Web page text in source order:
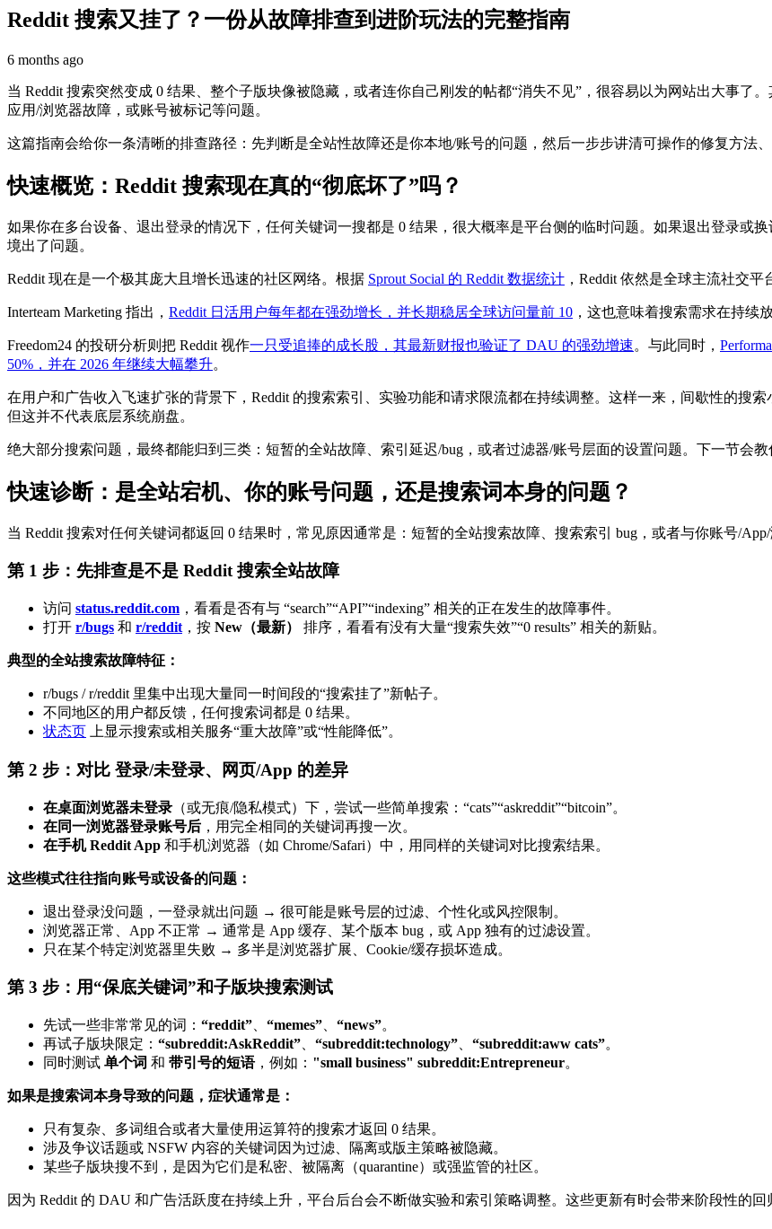
Reddit 搜索又挂了？一份从故障排查到进阶玩法的完整指南
6 months ago
当 Reddit 搜索突然变成 0 结果、整个子版块像被隐藏，或者连你自己刚发的帖都“消失不见”，很容易以为网站出大事了
应用/浏览器故障，或账号被标记等问题。
这篇指南会给你一条清晰的排查路径：先判断是全站性故障还是你本地/账号的问题，然后一步步讲清可操作的修复方法
快速概览：Reddit 搜索现在真的“彻底坏了”吗？
如果你在多台设备、退出登录的情况下，任何关键词一搜都是 0 结果，很大概率是平台侧的临时问题。如果退出登录或
境出了问题。
Reddit 现在是一个极其庞大且增长迅速的社区网络。根据 Sprout Social 的 Reddit 数据统计 ，Reddit 依然是全球主流社交平
Interteam Marketing 指出， Reddit 日活用户每年都在强劲增长，并长期稳居全球访问量前 10 ，这也意味着搜索需求在持续放
Freedom24 的投研分析则把 Reddit 视作一只受追捧的成长股，其最新财报也验证了 DAU 的强劲增速。与此同时，
50%，并在 2026 年继续大幅攀升。
在用户和广告收入飞速扩张的背景下，Reddit 的搜索索引、实验功能和请求限流都在持续调整。这样一来，间歇性的搜
但这并不代表底层系统崩盘。
绝大部分搜索问题，最终都能归到三类：短暂的全站故障、索引延迟/bug，或者过滤器/账号层面的设置问题。下一节会
快速诊断：是全站宕机、你的账号问题，还是搜索词本身的问题？
当 Reddit 搜索对任何关键词都返回 0 结果时，常见原因通常是：短暂的全站搜索故障、搜索索引 bug，或者与你账号/
第 1 步：先排查是不是 Reddit 搜索全站故障
访问 status.reddit.com ，看看是否有与 “search”“API”“indexing” 相关的正在发生的故障事件。
打开 r/bugs 和 r/reddit ，按 New（最新） 排序，看看有没有大量“搜索失效”“0 results” 相关的新贴。
典型的全站搜索故障特征：
r/bugs / r/reddit 里集中出现大量同一时间段的“搜索挂了”新帖子。
不同地区的用户都反馈，任何搜索词都是 0 结果。
状态页 上显示搜索或相关服务“重大故障”或“性能降低”。
第 2 步：对比 登录/未登录、网页/App 的差异
在桌面浏览器未登录 （或无痕/隐私模式）下，尝试一些简单搜索：“cats”“askreddit”“bitcoin”。
在同一浏览器登录账号后 ，用完全相同的关键词再搜一次。
在手机 Reddit App 和手机浏览器（如 Chrome/Safari）中，用同样的关键词对比搜索结果。
这些模式往往指向账号或设备的问题：
退出登录没问题，一登录就出问题 → 很可能是账号层的过滤、个性化或风控限制。
浏览器正常、App 不正常 → 通常是 App 缓存、某个版本 bug，或 App 独有的过滤设置。
只在某个特定浏览器里失败 → 多半是浏览器扩展、Cookie/缓存损坏造成。
第 3 步：用“保底关键词”和子版块搜索测试
先试一些非常常见的词： “reddit” “memes” “news”。
再试子版块限定： “subreddit:AskReddit” “subreddit:technology” “subreddit:aww cats”。
同时测试 单个词 和 带引号的短语，例如： "small business" subreddit:Entrepreneur。
如果是搜索词本身导致的问题，症状通常是：
只有复杂、多词组合或者大量使用运算符的搜索才返回 0 结果。
涉及争议话题或 NSFW 内容的关键词因为过滤、隔离或版主策略被隐藏。
某些子版块搜不到，是因为它们是私密、被隔离（quarantine）或强监管的社区。
因为 Reddit 的 DAU 和广告活跃度在持续上升，平台后台会不断做实验和索引策略调整。这些更新有时会带来阶段性的